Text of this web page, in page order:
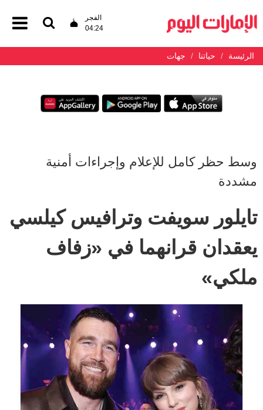
الفجر
04:24
الرئيسة حياتنا جهات
وسط حظر كامل للإعلام وإجراءات أمنية
مشددة
تايلور سويفت وترافيس كيلسي
يعقدان قرانهما في «زفاف
ملكي»